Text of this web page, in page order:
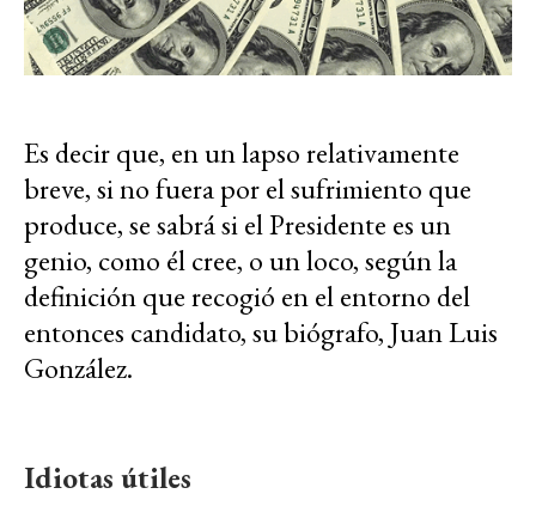
Es decir que, en un lapso relativamente
breve, si no fuera por el sufrimiento que
produce, se sabrá si el Presidente es un
genio, como él cree, o un loco, según la
definición que recogió en el entorno del
entonces candidato, su biógrafo, Juan Luis
González.
Idiotas útiles